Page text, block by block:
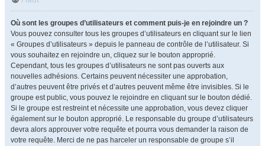
Où sont les groupes d’utilisateurs et comment puis-je en rejoindre un ?
Vous pouvez consulter tous les groupes d’utilisateurs en cliquant sur le lien
« Groupes d’utilisateurs » depuis le panneau de contrôle de l’utilisateur. Si
vous souhaitez en rejoindre un, cliquez sur le bouton approprié.
Cependant, tous les groupes d’utilisateurs ne sont pas ouverts aux
nouvelles adhésions. Certains peuvent nécessiter une approbation,
d’autres peuvent être privés et d’autres peuvent même être invisibles. Si le
groupe est public, vous pouvez le rejoindre en cliquant sur le bouton dédié.
Si le groupe est restreint et nécessite une approbation, vous devez cliquer
également sur le bouton approprié. Le responsable du groupe d’utilisateurs
devra alors approuver votre requête et pourra vous demander la raison de
votre requête. Merci de ne pas harceler un responsable de groupe s’il